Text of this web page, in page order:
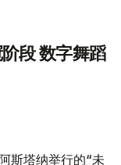
段 数字舞蹈
斯塔纳举行的“未